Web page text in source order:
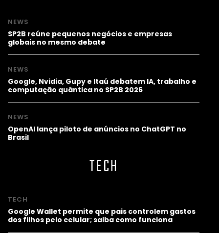
NEWS
SP2B reúne pequenos negócios e empresas
globais no mesmo debate
NEWS
Google, Nvidia, Gupy e Itaú debatem IA, trabalho e
computação quântica no SP2B 2026
NEWS
OpenAI lança piloto de anúncios no ChatGPT no
Brasil
TECH
TECH
Google Wallet permite que pais controlem gastos
dos filhos pelo celular; saiba como funciona